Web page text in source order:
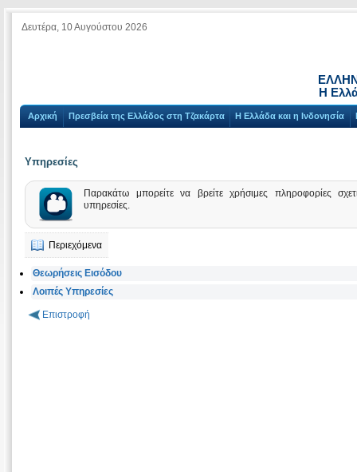
Δευτέρα, 10 Αυγούστου 2026
Η
Αρχική Πρεσβεία της Ελλάδος στη Τζακάρτα Η Ελλάδα και η Ινδονησία
Υπηρεσίες
Παρακάτω μπορείτε να βρείτε χρήσιμες πληροφορίες
υπηρεσίες.
Περιεχόμενα
Θεωρήσεις Εισόδου
Λοιπές Υπηρεσίες
Επιστροφή